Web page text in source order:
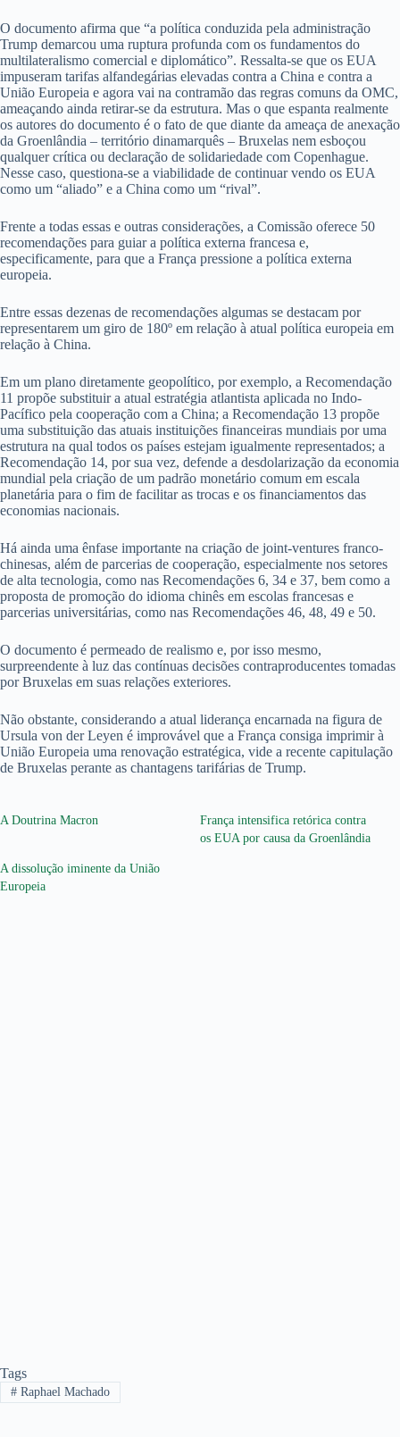
O documento afirma que “a política conduzida pela administração
Trump demarcou uma ruptura profunda com os fundamentos do
multilateralismo comercial e diplomático”. Ressalta-se que os EUA
impuseram tarifas alfandegárias elevadas contra a China e contra a
União Europeia e agora vai na contramão das regras comuns da OMC,
ameaçando ainda retirar-se da estrutura. Mas o que espanta realmente
os autores do documento é o fato de que diante da ameaça de anexação
da Groenlândia – território dinamarquês – Bruxelas nem esboçou
qualquer crítica ou declaração de solidariedade com Copenhague.
Nesse caso, questiona-se a viabilidade de continuar vendo os EUA
como um “aliado” e a China como um “rival”.
Frente a todas essas e outras considerações, a Comissão oferece 50
recomendações para guiar a política externa francesa e,
especificamente, para que a França pressione a política externa
europeia.
Entre essas dezenas de recomendações algumas se destacam por
representarem um giro de 180º em relação à atual política europeia em
relação à China.
Em um plano diretamente geopolítico, por exemplo, a Recomendação
11 propõe substituir a atual estratégia atlantista aplicada no Indo-
Pacífico pela cooperação com a China; a Recomendação 13 propõe
uma substituição das atuais instituições financeiras mundiais por uma
estrutura na qual todos os países estejam igualmente representados; a
Recomendação 14, por sua vez, defende a desdolarização da economia
mundial pela criação de um padrão monetário comum em escala
planetária para o fim de facilitar as trocas e os financiamentos das
economias nacionais.
Há ainda uma ênfase importante na criação de joint-ventures franco-
chinesas, além de parcerias de cooperação, especialmente nos setores
de alta tecnologia, como nas Recomendações 6, 34 e 37, bem como a
proposta de promoção do idioma chinês em escolas francesas e
parcerias universitárias, como nas Recomendações 46, 48, 49 e 50.
O documento é permeado de realismo e, por isso mesmo,
surpreendente à luz das contínuas decisões contraproducentes tomadas
por Bruxelas em suas relações exteriores.
Não obstante, considerando a atual liderança encarnada na figura de
Ursula von der Leyen é improvável que a França consiga imprimir à
União Europeia uma renovação estratégica, vide a recente capitulação
de Bruxelas perante as chantagens tarifárias de Trump.
A Doutrina Macron
França intensifica retórica contra
os EUA por causa da Groenlândia
A dissolução iminente da União
Europeia
Tags
#Raphael Machado